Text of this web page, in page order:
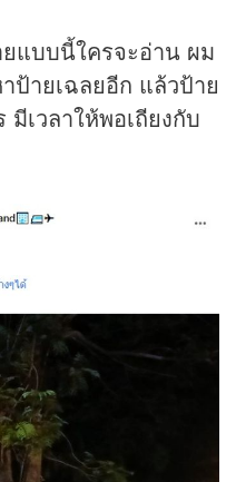
แบบนี้ใครจะอ่าน ผม
ป้ายเฉลยอีก แล้วป้าย
มีเวลาให้พอเถียงกับ